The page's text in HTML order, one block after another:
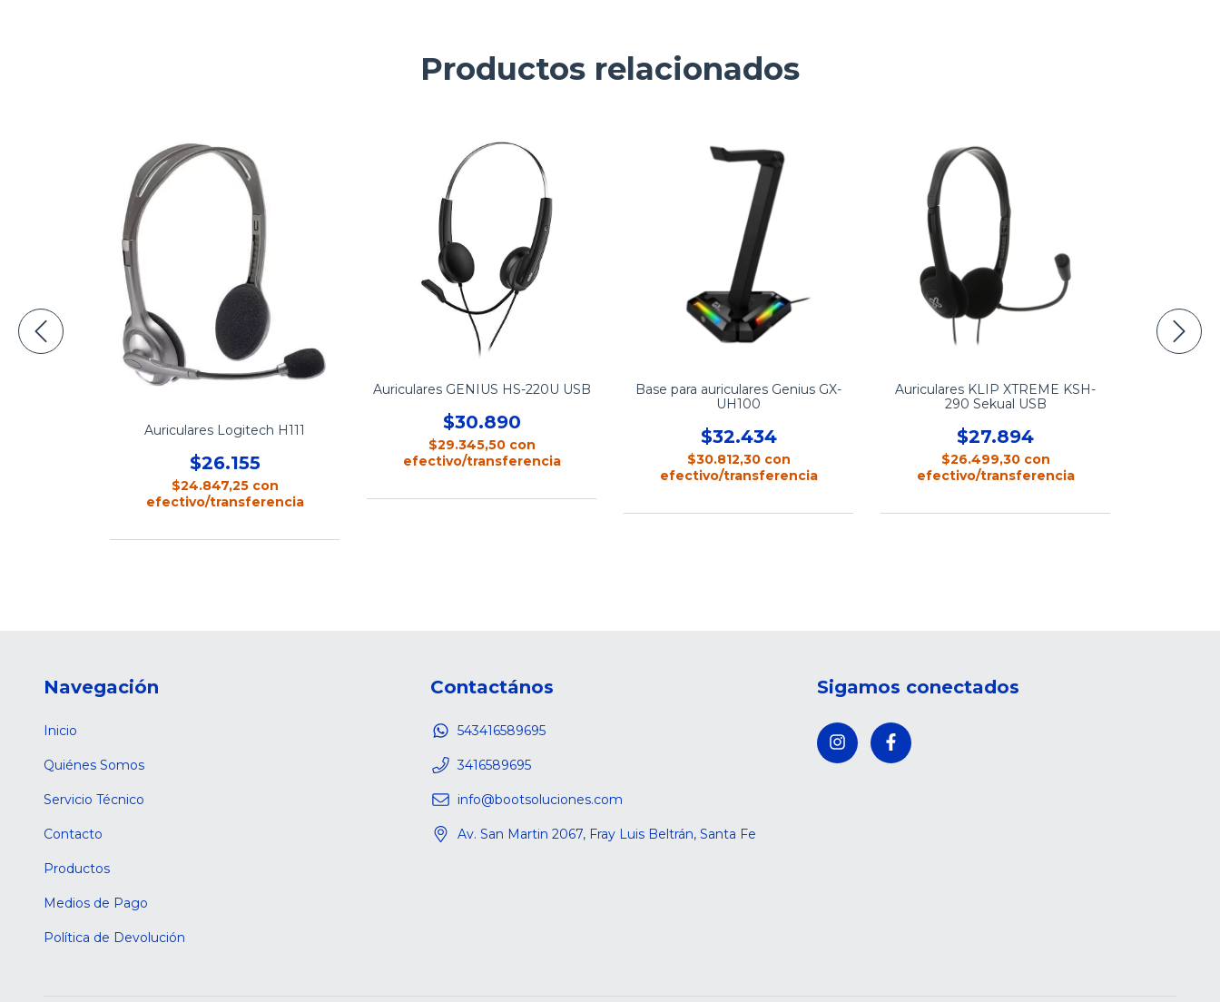
Productos relacionados
Auriculares Logitech H111
$26.155
$24.847,25 con
efectivo/transferencia
Auriculares GENIUS HS-220U USB
$30.890
$29.345,50 con
efectivo/transferencia
Base para auriculares Genius GX-
UH100
$32.434
$30.812,30 con
efectivo/transferencia
Auriculares KLIP XTREME KSH-
290 Sekual USB
$27.894
$26.499,30 con
efectivo/transferencia
Navegación
Inicio
Quiénes Somos
Servicio Técnico
Contacto
Productos
Medios de Pago
Política de Devolución
Contactános
543416589695
3416589695
info@bootsoluciones.com
Av. San Martin 2067, Fray Luis Beltrán, Santa Fe
Sigamos conectados